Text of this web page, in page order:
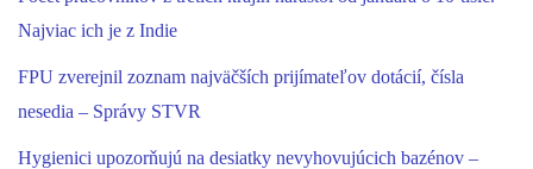
Najviac ich je z Indie
FPU zverejnil zoznam najväčších prijímateľov dotácií, čísla
nesedia – Správy STVR
Hygienici upozorňujú na desiatky nevyhovujúcich bazénov –